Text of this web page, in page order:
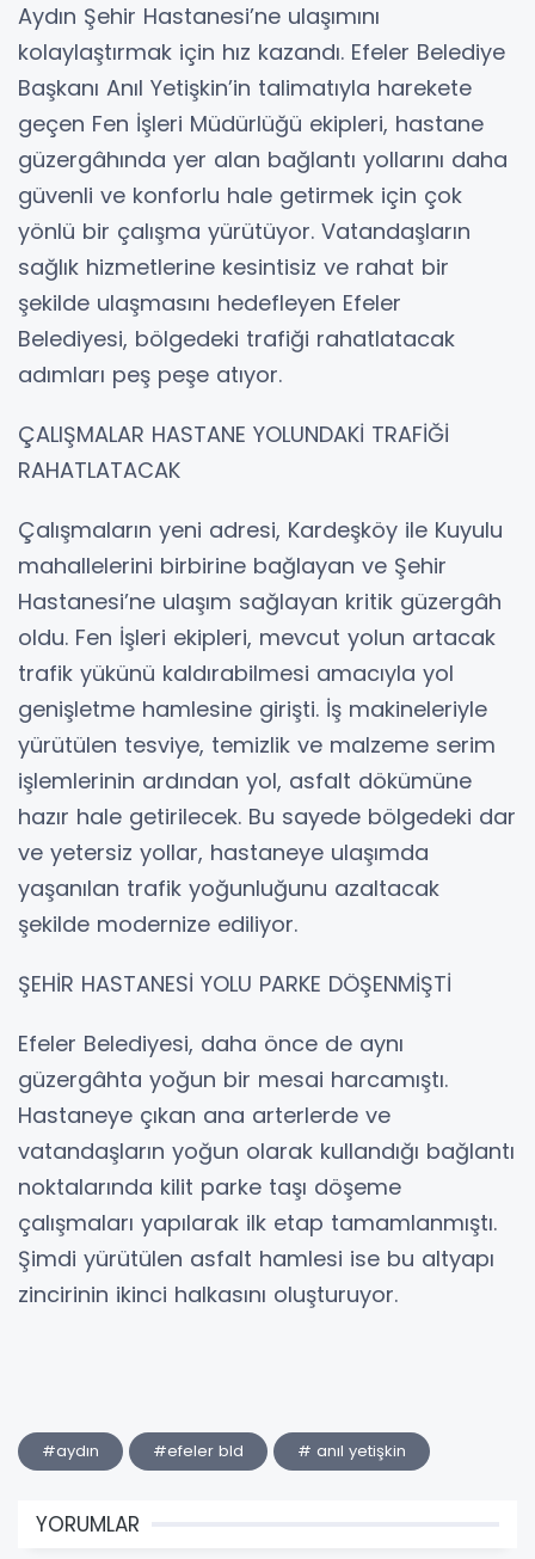
Aydın Şehir Hastanesi’ne ulaşımını
kolaylaştırmak için hız kazandı. Efeler Belediye
Başkanı Anıl Yetişkin’in talimatıyla harekete
geçen Fen İşleri Müdürlüğü ekipleri, hastane
güzergâhında yer alan bağlantı yollarını daha
güvenli ve konforlu hale getirmek için çok
yönlü bir çalışma yürütüyor. Vatandaşların
sağlık hizmetlerine kesintisiz ve rahat bir
şekilde ulaşmasını hedefleyen Efeler
Belediyesi, bölgedeki trafiği rahatlatacak
adımları peş peşe atıyor.
ÇALIŞMALAR HASTANE YOLUNDAKİ TRAFİĞİ
RAHATLATACAK
Çalışmaların yeni adresi, Kardeşköy ile Kuyulu
mahallelerini birbirine bağlayan ve Şehir
Hastanesi’ne ulaşım sağlayan kritik güzergâh
oldu. Fen İşleri ekipleri, mevcut yolun artacak
trafik yükünü kaldırabilmesi amacıyla yol
genişletme hamlesine girişti. İş makineleriyle
yürütülen tesviye, temizlik ve malzeme serim
işlemlerinin ardından yol, asfalt dökümüne
hazır hale getirilecek. Bu sayede bölgedeki dar
ve yetersiz yollar, hastaneye ulaşımda
yaşanılan trafik yoğunluğunu azaltacak
şekilde modernize ediliyor.
ŞEHİR HASTANESİ YOLU PARKE DÖŞENMİŞTİ
Efeler Belediyesi, daha önce de aynı
güzergâhta yoğun bir mesai harcamıştı.
Hastaneye çıkan ana arterlerde ve
vatandaşların yoğun olarak kullandığı bağlantı
noktalarında kilit parke taşı döşeme
çalışmaları yapılarak ilk etap tamamlanmıştı.
Şimdi yürütülen asfalt hamlesi ise bu altyapı
zincirinin ikinci halkasını oluşturuyor.
#aydın #efeler bld # anıl yetişkin
YORUMLAR